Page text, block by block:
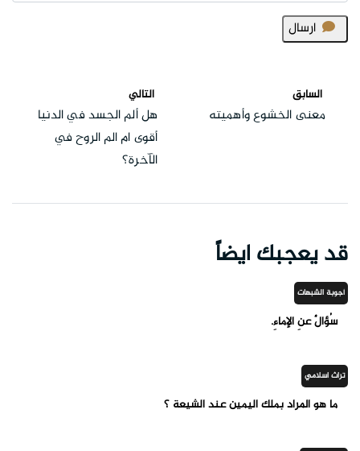
ارسال
السابق
معنى الخشوع وأهميته
التالي
هل ألم الجسد في الدنيا
أقوى ام الم الروح في
الآخرة؟
قد يعجبك ايضاً
أجوبة الشبهات
سُؤالٌ عنِ الإماءِ.
تراث اسلامي
ما هو المراد بملك اليمين عند الشيعة ؟